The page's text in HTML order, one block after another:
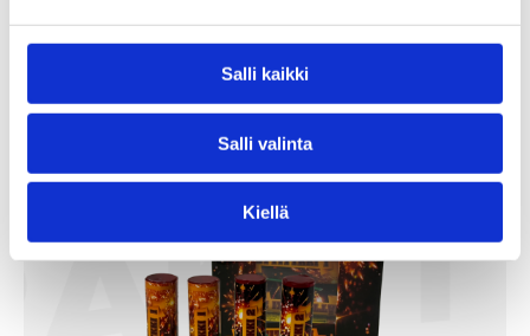
Salli kaikki
Salli valinta
Kiellä
Lägg Till I Varukorg